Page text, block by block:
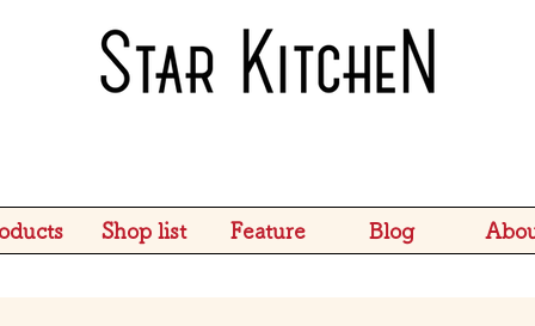
Shop list Feature Blog